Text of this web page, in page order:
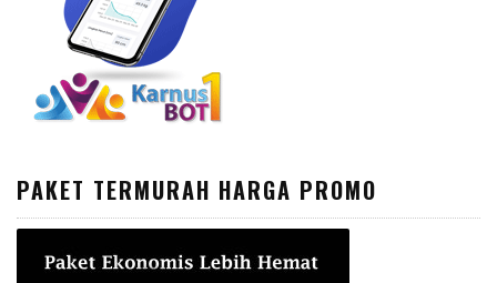
PAKET TERMURAH HARGA PROMO